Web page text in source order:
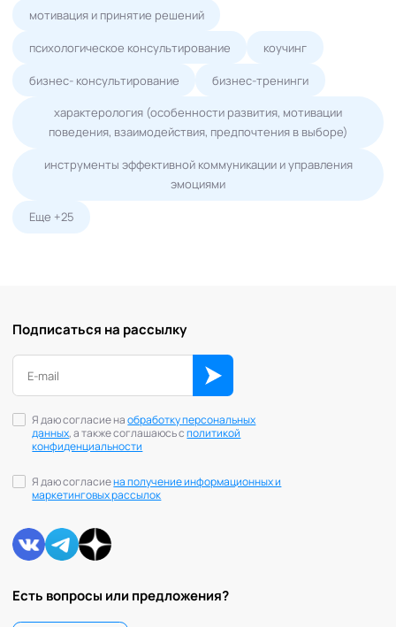
мотивация и принятие решений
психологическое консультирование коучинг
бизнес- консультирование бизнес-тренинги
характерология (особенности развития, мотивации
поведения, взаимодействия, предпочтения в выборе)
инструменты эффективной коммуникации и управления
эмоциями
Еще +25
Есть вопросы или предложения?
Подписаться на рассылку
Я даю согласие наобработку персональных
данных, а также соглашаюсь сполитикой
конфиденциальности
Я даю согласиена получение информационных и
маркетинговых рассылок